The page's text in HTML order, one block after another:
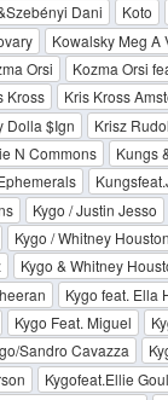
Dani Koto
Kowalsky Meg A
Orsi Kozma Orsi
Kross Kris Kross
Dolla $Ign
Krisz
N Commons Kungs
Kygo / Justin Jesso
Kygo / Whitney Houston
Kygo & Whitney
Kygo feat. Ella
Kygo Feat. Miguel
Sandro Cavazza
Kygofeat.Ellie